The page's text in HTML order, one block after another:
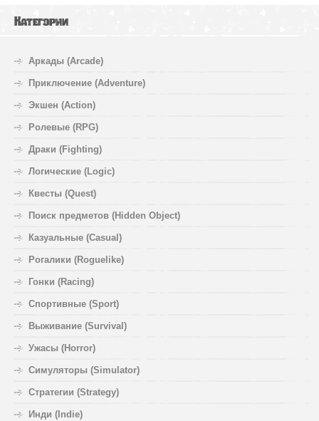
Категории
Аркады (Arcade)
Приключение (Adventure)
Экшен (Action)
Ролевые (RPG)
Драки (Fighting)
Логические (Logic)
Квесты (Quest)
Поиск предметов (Hidden Object)
Казуальные (Casual)
Рогалики (Roguelike)
Гонки (Racing)
Спортивные (Sport)
Выживание (Survival)
Ужасы (Horror)
Симуляторы (Simulator)
Стратегии (Strategy)
Инди (Indie)